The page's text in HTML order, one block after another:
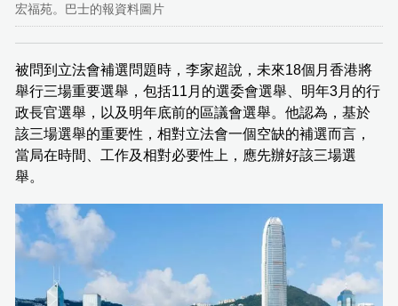
宏福苑。巴士的報資料圖片
被問到立法會補選問題時，李家超說，未來18個月香港將
舉行三場重要選舉，包括11月的選委會選舉、明年3月的行
政長官選舉，以及明年底前的區議會選舉。他認為，基於
該三場選舉的重要性，相對立法會一個空缺的補選而言，
當局在時間、工作及相對必要性上，應先辦好該三場選
舉。